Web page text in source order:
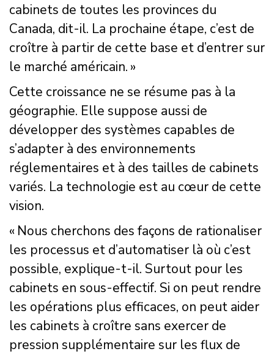
cabinets de toutes les provinces du
Canada, dit-il. La prochaine étape, c’est de
croître à partir de cette base et d’entrer sur
le marché américain. »
Cette croissance ne se résume pas à la
géographie. Elle suppose aussi de
développer des systèmes capables de
s’adapter à des environnements
réglementaires et à des tailles de cabinets
variés. La technologie est au cœur de cette
vision.
« Nous cherchons des façons de rationaliser
les processus et d’automatiser là où c’est
possible, explique-t-il. Surtout pour les
cabinets en sous-effectif. Si on peut rendre
les opérations plus efficaces, on peut aider
les cabinets à croître sans exercer de
pression supplémentaire sur les flux de